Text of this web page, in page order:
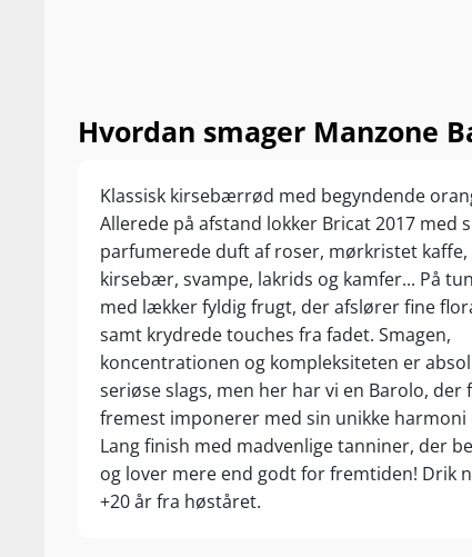
Hvordan smager Manzone
Klassisk kirsebærrød med begyndende
Allerede på afstand lokker Bricat 2017 med
parfumerede duft af roser, mørkristet
kirsebær, svampe, lakrids og kamfer... På
med lækker fyldig frugt, der afslører fine
samt krydrede touches fra fadet. Smagen,
koncentrationen og kompleksiteten er
seriøse slags, men her har vi en Barolo, der
fremest imponerer med sin unikke harmoni
Lang finish med madvenlige tanniner, der
og lover mere end godt for fremtiden! Drik
+20 år fra høståret.